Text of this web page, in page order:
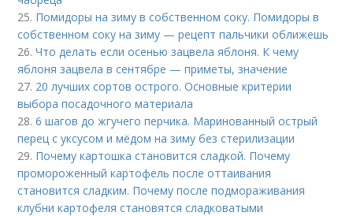
25. Помидоры на зиму в собственном соку. Помидоры в
собственном соку на зиму — рецепт пальчики оближешь
26.Что делать если осенью зацвела яблоня. К чему
яблоня зацвела в сентябре — приметы, значение
27. 20 лучших сортов острого. Основные критерии
выбора посадочного материала
28.6 шагов до жгучего перчика. Маринованный острый
перец с уксусом и мёдом на зиму без стерилизации
29. Почему картошка становится сладкой. Почему
промороженный картофель после оттаивания
становится сладким. Почему после подмораживания
клубни картофеля становятся сладковатыми